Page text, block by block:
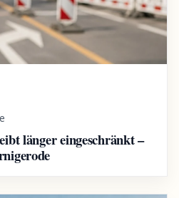
länger eingeschränkt –